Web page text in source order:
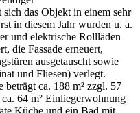
das Objekt in einem sehr
in diesem Jahr wurden u. a.
und elektrische Rollläden
die Fassade erneuert,
ausgetauscht sowie
und Fliesen) verlegt.
ca. 188 m² zzgl. 57
64 m² Einliegerwohnung
Küche und ein Bad mit